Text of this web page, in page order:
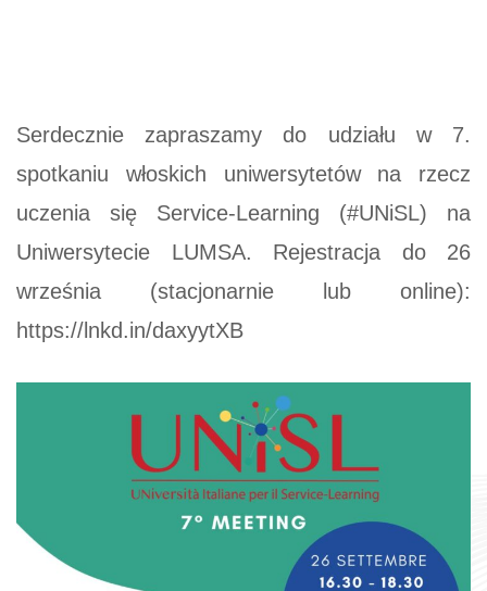
Serdecznie zapraszamy do udziału w 7.
spotkaniu włoskich uniwersytetów na rzecz
uczenia się Service-Learning (#UNiSL) na
Uniwersytecie LUMSA. Rejestracja do 26
września (stacjonarnie lub online):
https://lnkd.in/daxyytXB